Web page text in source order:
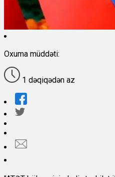
Oxuma müddəti:
1 dəqiqədən az